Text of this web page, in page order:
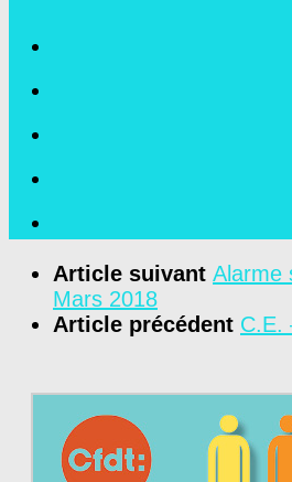
Article suivant Alarme
Mars 2018
Article précédent C.E.